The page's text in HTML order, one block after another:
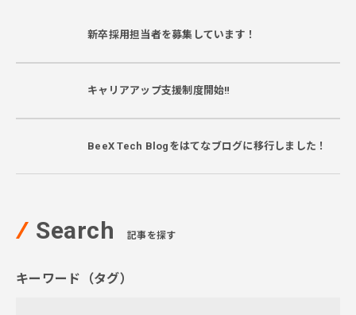
新卒採用担当者を募集しています！
キャリアアップ支援制度開始‼
BeeX Tech Blogをはてなブログに移行しました！
Search 記事を探す
キーワード（タグ）